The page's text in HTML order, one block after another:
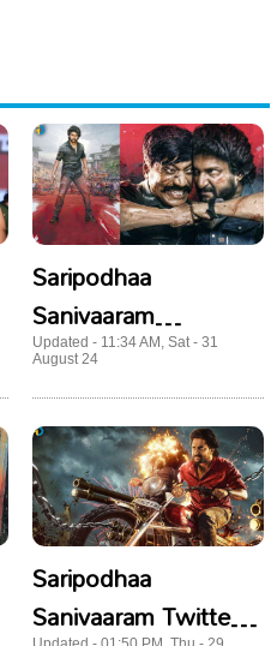
Saripodhaa
Sanivaaram
Collections: ‘సరిపోదా
శనివారం’ డే 2 కలెక్షన్లు!
నాని హోల్డ్ చేశాడా?
Updated - 11:34 AM, Sat - 31
August 24
Saripodhaa
Sanivaaram Twitter